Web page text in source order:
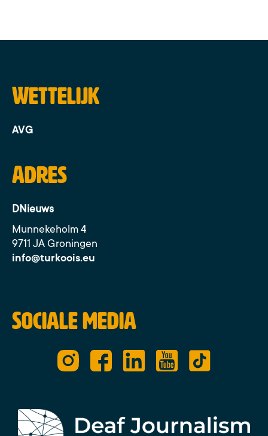
Wettelijk
AVG
Adres
DNieuws
Munnekeholm 4
9711 JA Groningen
info@turkoois.eu
Sociale media